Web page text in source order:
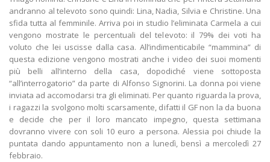
andranno al televoto sono quindi: Lina, Nadia, Silvia e Christine. Una
sfida tutta al femminile. Arriva poi in studio l’eliminata Carmela a cui
vengono mostrate le percentuali del televoto: il 79% dei voti ha
voluto che lei uscisse dalla casa. All’indimenticabile “mammina” di
questa edizione vengono mostrati anche i video dei suoi momenti
più belli all’interno della casa, dopodiché viene sottoposta
“all’interrogatorio” da parte di Alfonso Signorini. La donna poi viene
inviata ad accomodarsi tra gli eliminati. Per quanto riguarda la prova,
i ragazzi la svolgono molti scarsamente, difatti il GF non la da buona
e decide che per il loro mancato impegno, questa settimana
dovranno vivere con soli 10 euro a persona. Alessia poi chiude la
puntata dando appuntamento non a lunedì, bensì a mercoledì 27
febbraio.